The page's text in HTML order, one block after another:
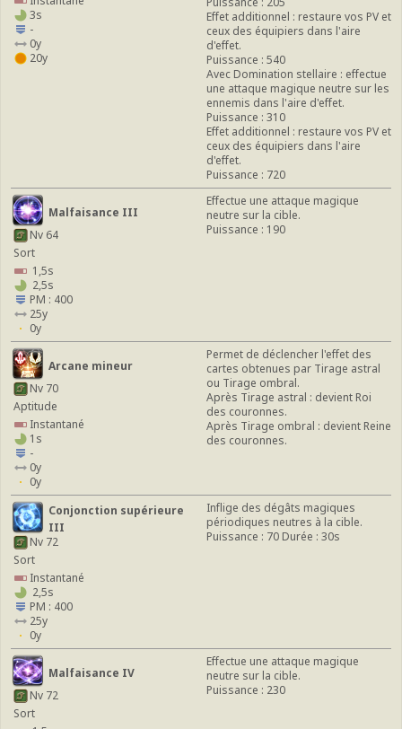
3s
-
0y
20y
Effet additionnel : restaure vos PV et
ceux des équipiers dans l'aire
d'effet.
Puissance : 540
Avec Domination stellaire : effectue
une attaque magique neutre sur les
ennemis dans l'aire d'effet.
Puissance : 310
Effet additionnel : restaure vos PV et
ceux des équipiers dans l'aire
d'effet.
Puissance : 720
Malfaisance III
Nv 64
Sort
1,5s
2,5s
PM : 400
25y
0y
Effectue une attaque magique
neutre sur la cible.
Puissance : 190
Arcane mineur
Nv 70
Aptitude
Instantané
1s
-
0y
0y
Permet de déclencher l'effet des
cartes obtenues par Tirage astral
ou Tirage ombral.
Après Tirage astral : devient Roi
des couronnes.
Après Tirage ombral : devient Reine
des couronnes.
Conjonction supérieure
III
Nv 72
Sort
Instantané
2,5s
PM : 400
25y
0y
Inflige des dégâts magiques
périodiques neutres à la cible.
Puissance : 70 Durée : 30s
Malfaisance IV
Nv 72
Sort
Effectue une attaque magique
neutre sur la cible.
Puissance : 230